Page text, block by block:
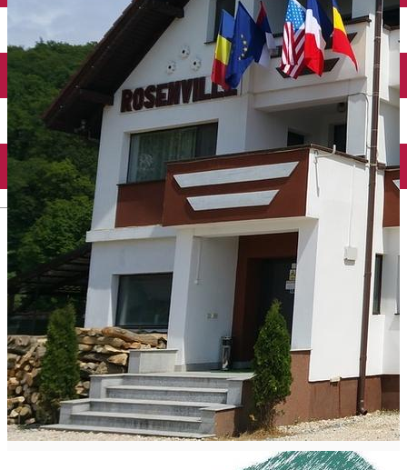
English